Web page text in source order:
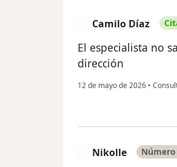
Camilo Díaz
El especialista no
dirección
12 de mayo de 2026 •
Nikolle